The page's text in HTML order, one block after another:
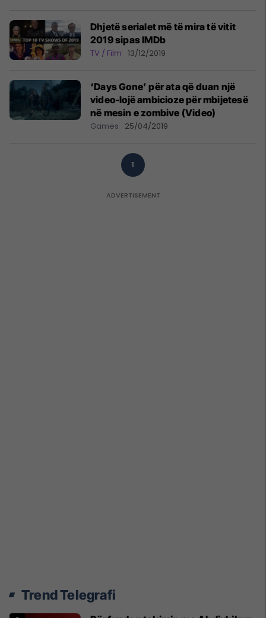
Dhjetë serialet më të mira të vitit
2019 sipas IMDb
TV / Film 13/12/2019
‘Days Gone’ për ata që duan një
video-lojë ambicioze për mbijetesë
në mesin e zombive (Video)
Games 25/04/2019
1
Trend Telegrafi